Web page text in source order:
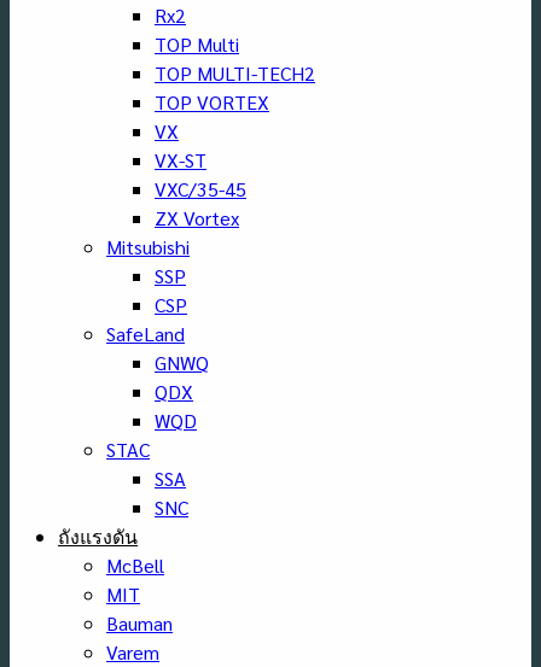
Rx2
TOP Multi
TOP MULTI-TECH2
TOP VORTEX
VX
VX-ST
VXC/35-45
ZX Vortex
Mitsubishi
SSP
CSP
SafeLand
GNWQ
QDX
WQD
STAC
SSA
SNC
ถังแรงดัน
McBell
MIT
Bauman
Varem